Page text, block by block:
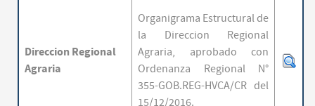
Direccion Regional
Agraria
Organigrama Estructural de
la Direccion Regional
Agraria, aprobado con
Ordenanza Regional N°
355-GOB.REG-HVCA/CR del
15/12/2016.